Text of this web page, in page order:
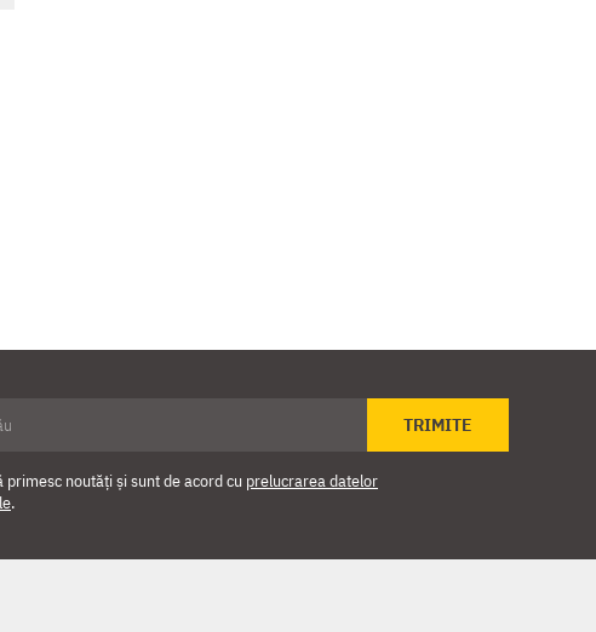
TRIMITE
primesc noutăți și sunt de acord cu prelucrarea datelor
.